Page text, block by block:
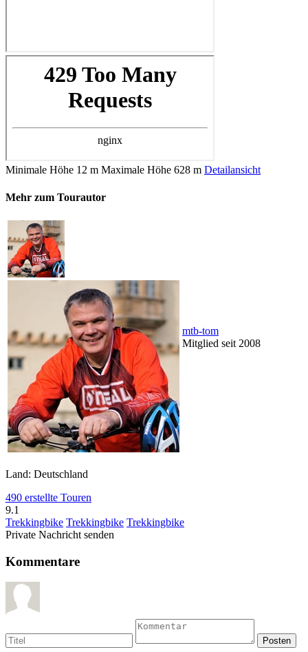
Minimale Höhe 12 m Maximale Höhe 628 m Detailansicht
Mehr zum Tourautor
mtb-tom
Mitglied seit 2008
Land: Deutschland
490 erstellte Touren
9.1
Trekkingbike Trekkingbike Trekkingbike
Private Nachricht senden
Kommentare